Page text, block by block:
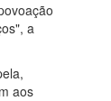
a
aos